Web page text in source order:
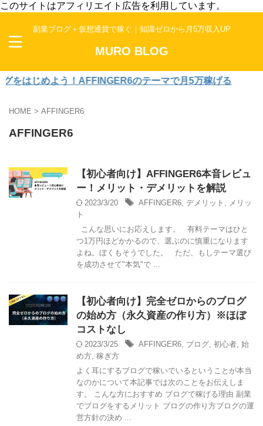
このサイトはアフィリエイト広告を利用しています。
副業ブログ＋仮想通貨で稼ぐ｜知識ゼロから月5万収入UP
MURO BLOG
はじめよう！AFFINGER6のテーマで月5万稼げる
HOME > AFFINGER6
AFFINGER6
【初心者向け】AFFINGER6本音レビュ
ー！メリット・デメリットを解説
2023/3/20 AFFINGER6, デメリット , メリッ
ト
こんな思いにお応えします。 有料テーマはひと
つ1万円ほどかかるので、選ぶのに慎重になります
よね。ぼくもそうでした。 ただ、もしテーマ選び
を成功させて"本気"で ...
【初心者向け】完全ゼロからのブログ
の始め方（永久資産の作り方）※ほぼ
コストなし
2023/3/25 AFFINGER6, ブログ, 初心者, 始
め方, 稼ぎ方
よく耳にするブログで稼いでいるということが本当
なのかについて本記事では次のことをお伝えしま
す。 こんな方におすすめ ブログで稼げる理由 副業
でブログをするメリット ブログの作り方ブログの運
営方針の決め ...